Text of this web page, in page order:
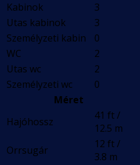
Kabinok
3
Utas kabinok
3
Személyzeti kabin
0
WC
2
Utas wc
2
Személyzeti wc
0
Méret
Hajóhossz
41 ft /
12.5 m
Orrsugár
12 ft /
3.8 m